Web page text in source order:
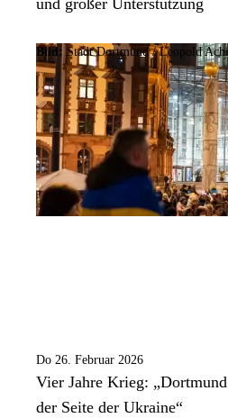
und großer Unterstützung
Bild: Stadt Dortmund /Leopold
Do 26. Februar 2026
Vier Jahre Krieg:
der Seite der Ukraine“